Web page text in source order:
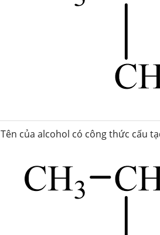
Tên của alcohol có công thức cấu